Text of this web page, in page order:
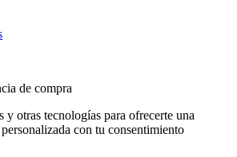
de compra
y otras tecnologías para ofrecerte una
con tu consentimiento